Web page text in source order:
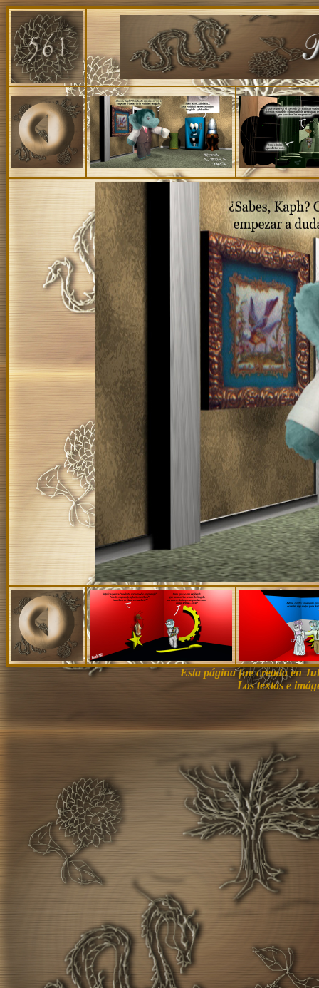
Esta página fue creada en
Los textos e